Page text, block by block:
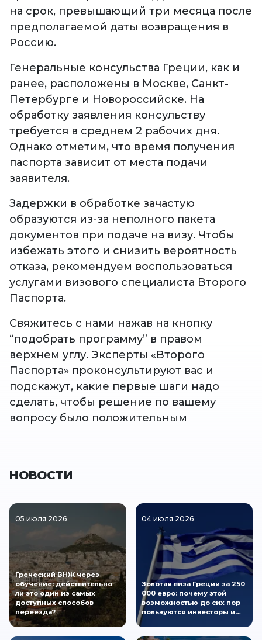
на срок, превышающий три месяца после
предполагаемой даты возвращения в
Россию.
Генеральные консульства Греции, как и
ранее, расположены в Москве, Санкт-
Петербурге и Новороссийске. На
обработку заявления консульству
требуется в среднем 2 рабочих дня.
Однако отметим, что время получения
паспорта зависит от места подачи
заявителя.
Задержки в обработке зачастую
образуются из-за неполного пакета
документов при подаче на визу. Чтобы
избежать этого и снизить вероятность
отказа, рекомендуем воспользоваться
услугами визового специалиста Второго
Паспорта.
Свяжитесь с нами нажав на кнопку
“подобрать программу” в правом
верхнем углу. Эксперты «Второго
Паспорта» проконсультируют вас и
подскажут, какие первые шаги надо
сделать, чтобы решение по вашему
вопросу было положительным
НОВОСТИ
05 июля 2026
Греческий ВНЖ через
обучение: действительно
ли это один из самых
доступных способов
переезда?
04 июля 2026
Золотая виза Греции за 250
000 евро: почему этой
возможностью до сих пор
пользуются инвесторы и…